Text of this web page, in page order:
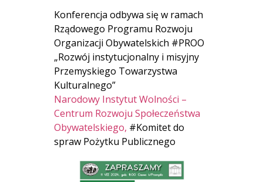
Konferencja odbywa się w ramach
Rządowego Programu Rozwoju
Organizacji Obywatelskich #PROO
„Rozwój instytucjonalny i misyjny
Przemyskiego Towarzystwa
Kulturalnego”
Narodowy Instytut Wolności –
Centrum Rozwoju Społeczeństwa
Obywatelskiego, #Komitet do
spraw Pożytku Publicznego